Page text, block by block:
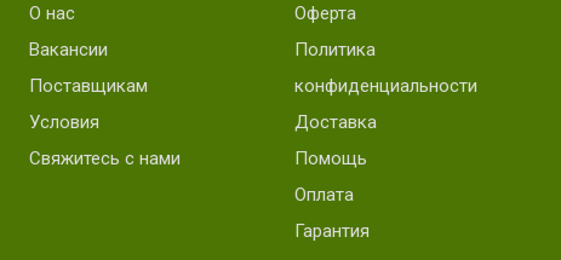
О нас
Вакансии
Поставщикам
Условия
Свяжитесь с нами
Оферта
Политика
конфиденциальности
Доставка
Помощь
Оплата
Гарантия